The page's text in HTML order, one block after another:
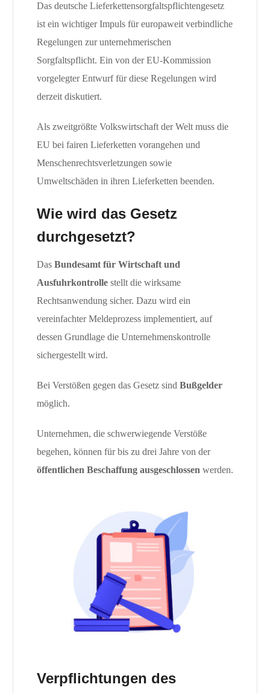
Das deutsche Lieferkettensorgfaltspflichtengesetz
ist ein wichtiger Impuls für europaweit verbindliche
Regelungen zur unternehmerischen
Sorgfaltspflicht. Ein von der EU-Kommission
vorgelegter Entwurf für diese Regelungen wird
derzeit diskutiert.
Als zweitgrößte Volkswirtschaft der Welt muss die
EU bei fairen Lieferketten vorangehen und
Menschenrechtsverletzungen sowie
Umweltschäden in ihren Lieferketten beenden.
Wie wird das Gesetz
durchgesetzt?
Das Bundesamt für Wirtschaft und
Ausfuhrkontrollestellt die wirksame
Rechtsanwendung sicher. Dazu wird ein
vereinfachter Meldeprozess implementiert, auf
dessen Grundlage die Unternehmenskontrolle
sichergestellt wird.
Bei Verstößen gegen das Gesetz sind Bußgelder
möglich.
Unternehmen, die schwerwiegende Verstöße
begehen, können für bis zu drei Jahre von der
öffentlichen Beschaffung ausgeschlossen werden.
Verpflichtungen des